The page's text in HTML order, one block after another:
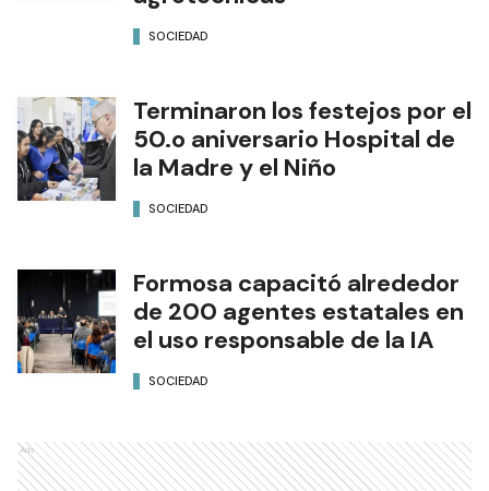
SOCIEDAD
Terminaron los festejos por el
50.o aniversario Hospital de
la Madre y el Niño
SOCIEDAD
Formosa capacitó alrededor
de 200 agentes estatales en
el uso responsable de la IA
SOCIEDAD
Ads